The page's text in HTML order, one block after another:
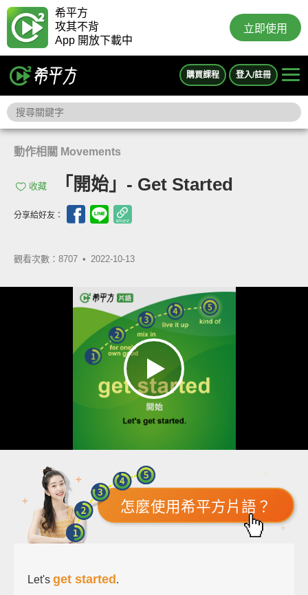
希平方
攻其不背
App 開放下載中
立即使用
購買課程 登入/註冊
動作相關 Movements
收藏 「開始」- Get Started
分享給好友：
觀看次數：8707 • 2022-10-13
怎麼使用希平方片語？
Let's get started .